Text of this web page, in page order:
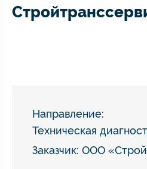
Направление:
Техническая
Заказчик: ООО